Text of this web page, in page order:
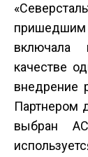
включала
качестве
внедрение
Партнером
выбран